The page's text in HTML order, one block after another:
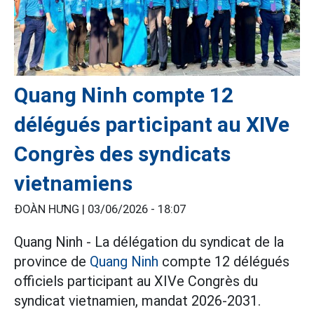
Quang Ninh compte 12
délégués participant au XIVe
Congrès des syndicats
vietnamiens
ĐOÀN HƯNG | 03/06/2026 - 18:07
Quang Ninh - La délégation du syndicat de la
province de Quang Ninh compte 12 délégués
officiels participant au XIVe Congrès du
syndicat vietnamien, mandat 2026-2031.